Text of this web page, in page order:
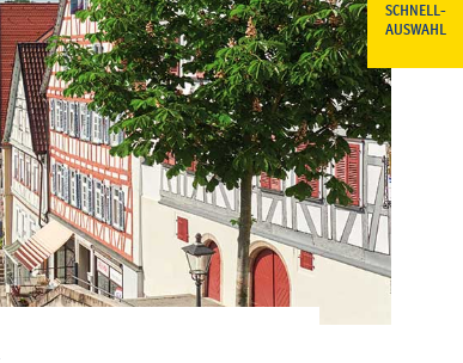
SCHNELL-
AUSWAHL